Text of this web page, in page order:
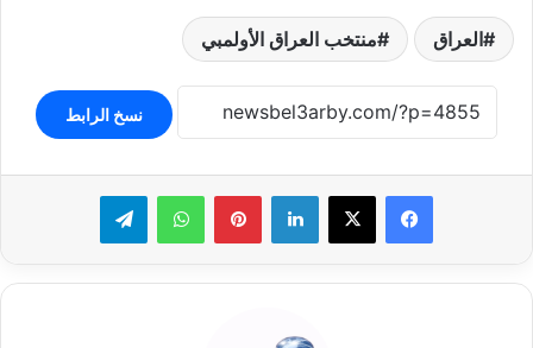
العراق منتخب العراق الأولمبي
نسخ الرابط
لينكدإن بينتيريستواتساب تيلقرام